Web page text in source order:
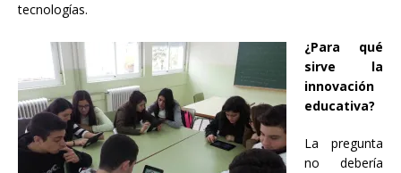
tecnologías.
¿Para qué
sirve la
innovación
educativa?
La pregunta
no debería